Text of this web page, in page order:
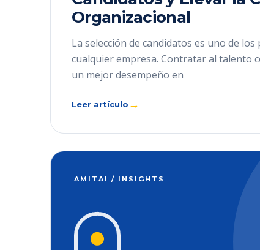
Organizacional
La selección de candidatos es uno de
cualquier empresa. Contratar al talento
un mejor desempeño en
Leer artículo →
AMITAI / INSIGHTS